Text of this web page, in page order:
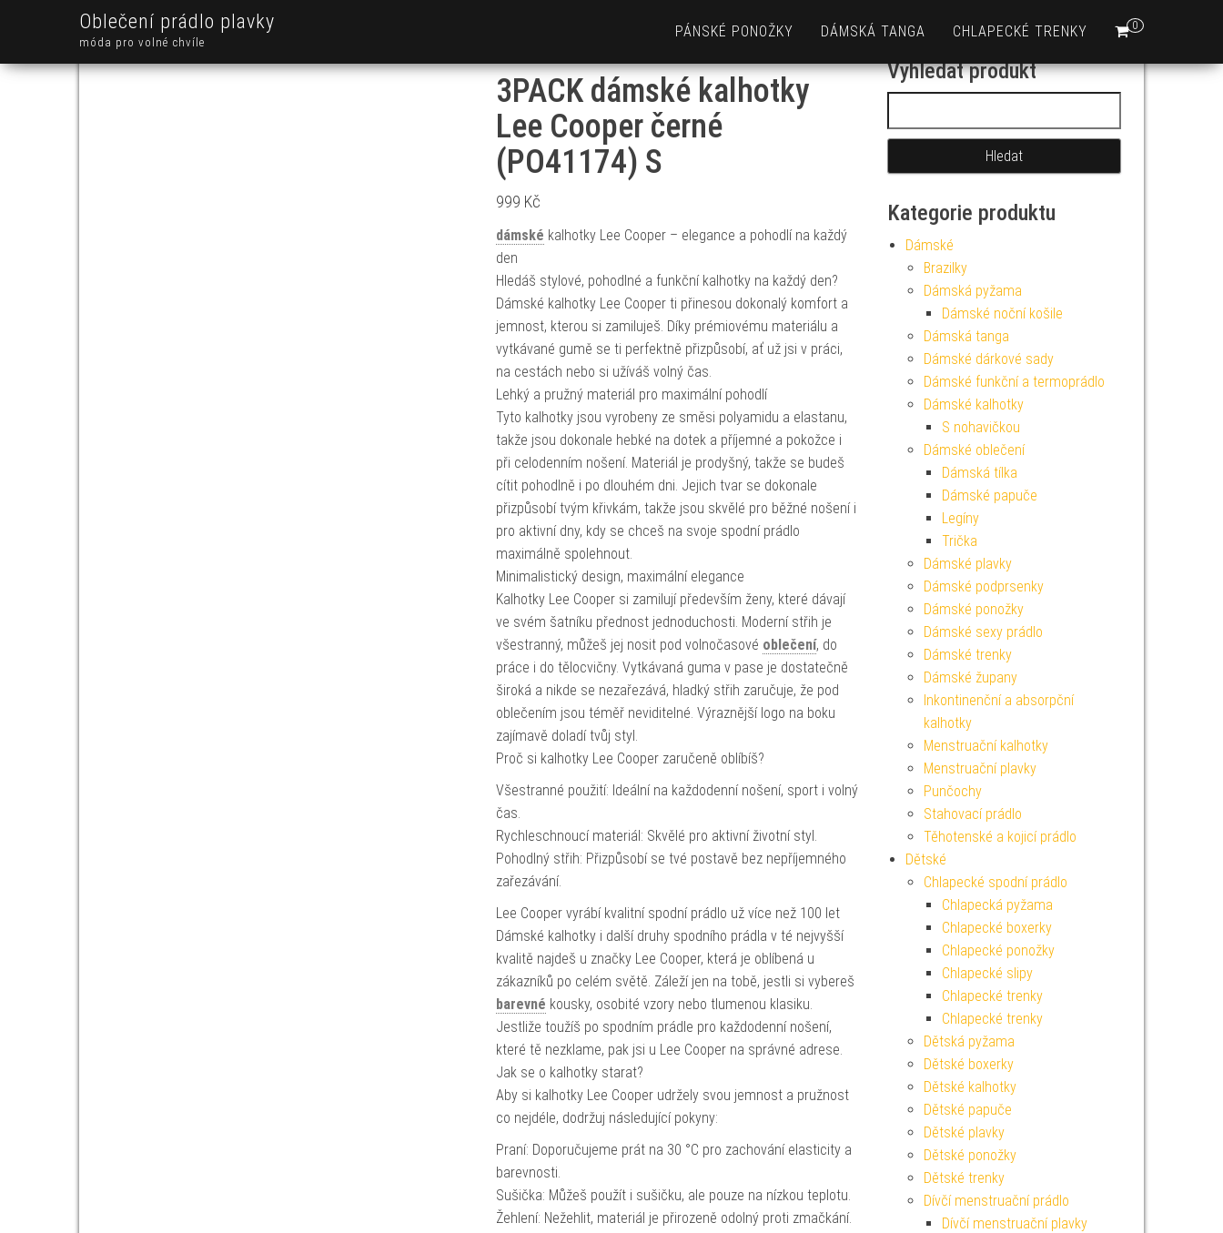
Oblečení prádlo plavky
móda pro volné chvíle
0
PÁNSKÉ PONOŽKY DÁMSKÁ TANGA CHLAPECKÉ TRENKY
3PACK dámské kalhotky
Lee Cooper černé
(PO41174) S
999 Kč
dámské kalhotky Lee Cooper – elegance a pohodlí na každý
den
Hledáš stylové, pohodlné a funkční kalhotky na každý den?
Dámské kalhotky Lee Cooper ti přinesou dokonalý komfort a
jemnost, kterou si zamiluješ. Díky prémiovému materiálu a
vytkávané gumě se ti perfektně přizpůsobí, ať už jsi v práci,
na cestách nebo si užíváš volný čas.
Lehký a pružný materiál pro maximální pohodlí
Tyto kalhotky jsou vyrobeny ze směsi polyamidu a elastanu,
takže jsou dokonale hebké na dotek a příjemné a pokožce i
při celodenním nošení. Materiál je prodyšný, takže se budeš
cítit pohodlně i po dlouhém dni. Jejich tvar se dokonale
přizpůsobí tvým křivkám, takže jsou skvělé pro běžné nošení i
pro aktivní dny, kdy se chceš na svoje spodní prádlo
maximálně spolehnout.
Minimalistický design, maximální elegance
Kalhotky Lee Cooper si zamilují především ženy, které dávají
ve svém šatníku přednost jednoduchosti. Moderní střih je
všestranný, můžeš jej nosit pod volnočasové oblečení, do
práce i do tělocvičny. Vytkávaná guma v pase je dostatečně
široká a nikde se nezařezává, hladký střih zaručuje, že pod
oblečením jsou téměř neviditelné. Výraznější logo na boku
zajímavě doladí tvůj styl.
Proč si kalhotky Lee Cooper zaručeně oblíbíš?
Všestranné použití: Ideální na každodenní nošení, sport i volný
čas.
Rychleschnoucí materiál: Skvělé pro aktivní životní styl.
Pohodlný střih: Přizpůsobí se tvé postavě bez nepříjemného
zařezávání.
Lee Cooper vyrábí kvalitní spodní prádlo už více než 100 let
Dámské kalhotky i další druhy spodního prádla v té nejvyšší
kvalitě najdeš u značky Lee Cooper, která je oblíbená u
zákazníků po celém světě. Záleží jen na tobě, jestli si vybereš
barevné kousky, osobité vzory nebo tlumenou klasiku.
Jestliže toužíš po spodním prádle pro každodenní nošení,
které tě nezklame, pak jsi u Lee Cooper na správné adrese.
Jak se o kalhotky starat?
Aby si kalhotky Lee Cooper udržely svou jemnost a pružnost
co nejdéle, dodržuj následující pokyny:
Praní: Doporučujeme prát na 30 °C pro zachování elasticity a
barevnosti.
Sušička: Můžeš použít i sušičku, ale pouze na nízkou teplotu.
Žehlení: Nežehlit, materiál je přirozeně odolný proti zmačkání.
Vyhledat produkt
Kategorie produktu
Dámské
Brazilky
Dámská pyžama
Dámské noční košile
Dámská tanga
Dámské dárkové sady
Dámské funkční a termoprádlo
Dámské kalhotky
S nohavičkou
Dámské oblečení
Dámská tílka
Dámské papuče
Legíny
Trička
Dámské plavky
Dámské podprsenky
Dámské ponožky
Dámské sexy prádlo
Dámské trenky
Dámské župany
Inkontinenční a absorpční
kalhotky
Menstruační kalhotky
Menstruační plavky
Punčochy
Stahovací prádlo
Těhotenské a kojicí prádlo
Dětské
Chlapecké spodní prádlo
Chlapecká pyžama
Chlapecké boxerky
Chlapecké ponožky
Chlapecké slipy
Chlapecké trenky
Chlapecké trenky
Dětská pyžama
Dětské boxerky
Dětské kalhotky
Dětské papuče
Dětské plavky
Dětské ponožky
Dětské trenky
Dívčí menstruační prádlo
Dívčí menstruační plavky